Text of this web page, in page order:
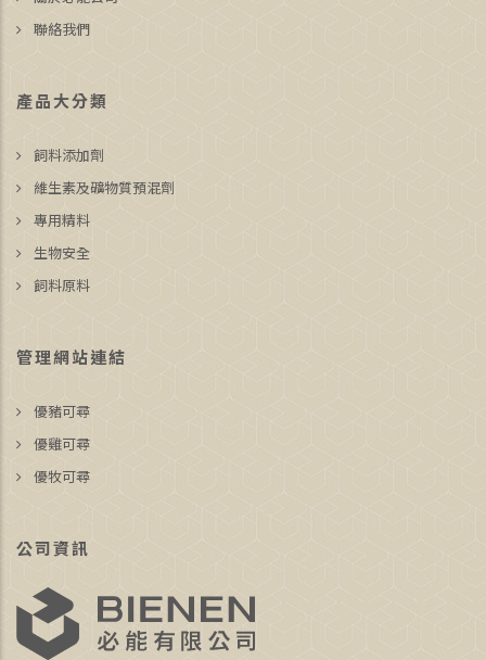
聯絡我們
產品大分類
飼料添加劑
維生素及礦物質預混劑
專用精料
生物安全
飼料原料
管理網站連結
優豬可尋
優雞可尋
優牧可尋
公司資訊